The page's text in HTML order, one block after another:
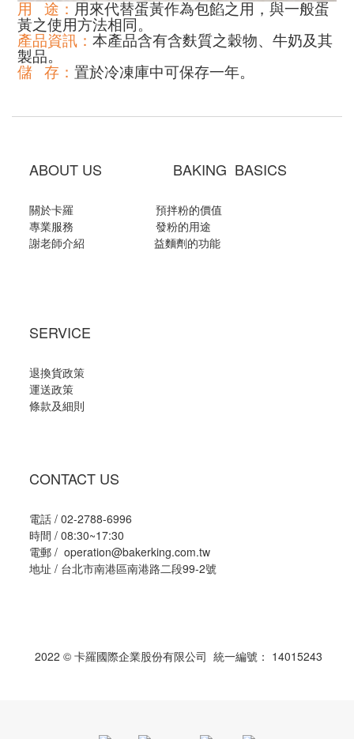
用 途： 用來代替蛋黃作為包餡之用，與一般蛋
黃之使用方法相同。
產品資訊： 本產品含有含麩質之穀物、牛奶及其
製品。
儲
存： 置於冷凍庫中可保存一年。
ABOUT US BAKING BASICS
關於卡羅
預拌粉的價值
專業服務
發粉的用途
謝老師介紹
益麵劑的功能
SERVICE
退換貨政策
運送政策
條款及細則
CONTACT US
電話 / 02-2788-6996
時間 / 08:30~17:30
電郵 / operation@bakerking.com.tw
地址 / 台北市南港區南港路二段99-2號
2022 © 卡羅國際企業股份有限公司 統一編號： 14015243